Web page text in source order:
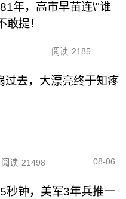
年，高市早苗连\"谁
敢提！
阅读 2185
过去，大漂亮终于知疼
阅读 21498 08-06
秒钟，美军3年兵推一